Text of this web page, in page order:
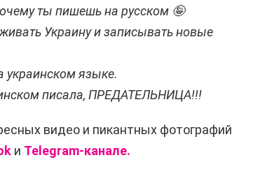
ты пишешь на русском 🤪
Украину и записывать новые
украинском языке.
писала, ПРЕДАТЕЛЬНИЦА!!!
видео и пикантных фотографий
и Telegram-канале.